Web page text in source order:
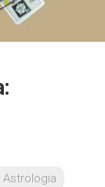
Astrologia